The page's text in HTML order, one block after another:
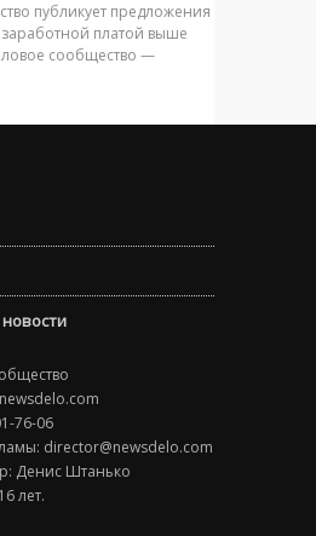
публикует предложения
платой выше
сообщество —
76-06
director@newsdelo.com
Денис Штанько
лет.